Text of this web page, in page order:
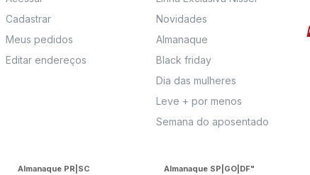
Cadastrar
Meus pedidos
Editar endereços
Novidades
Almanaque
Black friday
Dia das mulheres
Leve + por menos
Semana do aposentado
Almanaque PR|SC Almanaque SP|GO|DF"